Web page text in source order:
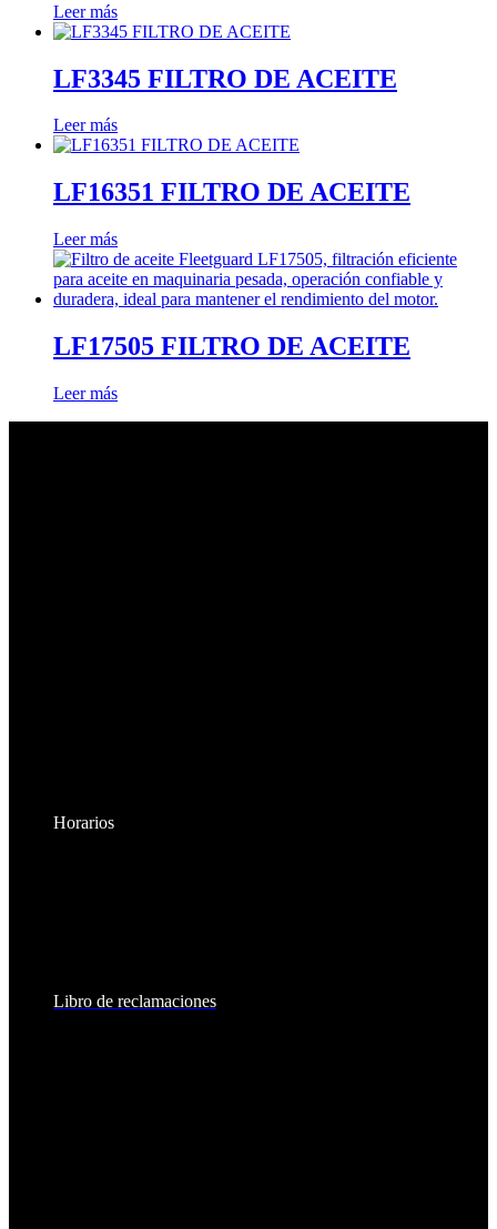
Leer más
LF3345 FILTRO DE ACEITE
Leer más
LF16351 FILTRO DE ACEITE
Leer más
LF17505 FILTRO DE ACEITE
Leer más
Horarios
Libro de reclamaciones